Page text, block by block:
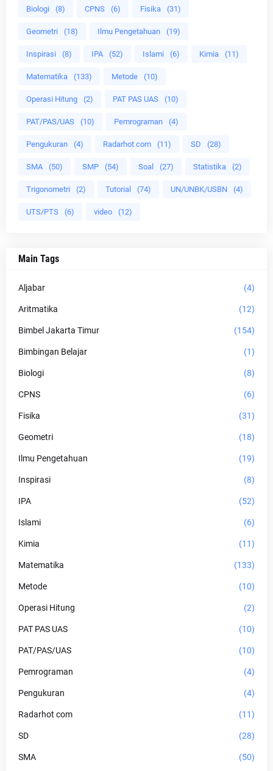
Biologi (8) CPNS (6) Fisika (31)
Geometri (18) Ilmu Pengetahuan (19)
Inspirasi (8) IPA (52) Islami (6) Kimia (11)
Matematika (133) Metode (10)
Operasi Hitung (2) PAT PAS UAS (10)
PAT/PAS/UAS (10) Pemrograman (4)
Pengukuran (4) Radarhot com (11) SD (28)
SMA (50) SMP (54) Soal (27) Statistika (2)
Trigonometri (2) Tutorial (74) UN/UNBK/USBN (4)
UTS/PTS (6) video (12)
Main Tags
Aljabar (4)
Aritmatika (12)
Bimbel Jakarta Timur (154)
Bimbingan Belajar (1)
Biologi (8)
CPNS (6)
Fisika (31)
Geometri (18)
Ilmu Pengetahuan (19)
Inspirasi (8)
IPA (52)
Islami (6)
Kimia (11)
Matematika (133)
Metode (10)
Operasi Hitung (2)
PAT PAS UAS (10)
PAT/PAS/UAS (10)
Pemrograman (4)
Pengukuran (4)
Radarhot com (11)
SD (28)
SMA (50)